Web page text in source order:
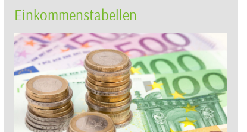
Einkommenstabellen